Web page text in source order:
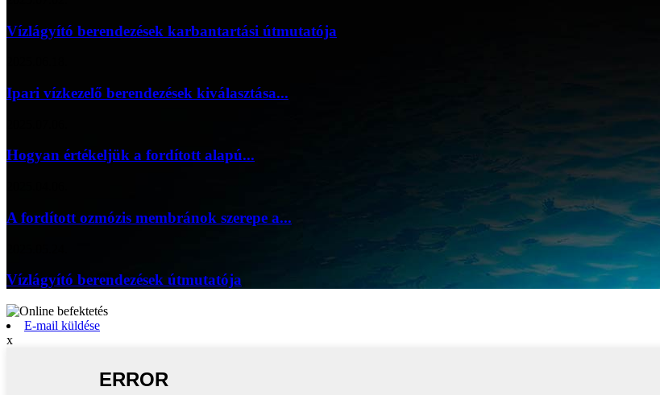
Vízlágyító berendezések karbantartási útmutatója
Ipari vízkezelő berendezések kiválasztása...
Hogyan értékeljük a fordított alapú...
A fordított ozmózis membránok szerepe a...
Vízlágyító berendezések útmutatója
E-mail küldése
x